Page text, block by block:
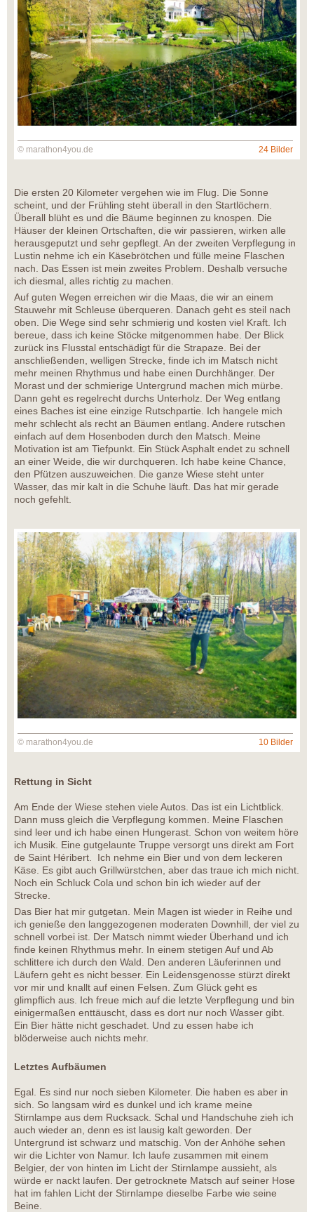
© marathon4you.de 24 Bilder
Die ersten 20 Kilometer vergehen wie im Flug. Die Sonne
scheint, und der Frühling steht überall in den Startlöchern.
Überall blüht es und die Bäume beginnen zu knospen. Die
Häuser der kleinen Ortschaften, die wir passieren, wirken alle
herausgeputzt und sehr gepflegt. An der zweiten Verpflegung in
Lustin nehme ich ein Käsebrötchen und fülle meine Flaschen
nach. Das Essen ist mein zweites Problem. Deshalb versuche
ich diesmal, alles richtig zu machen.
Auf guten Wegen erreichen wir die Maas, die wir an einem
Stauwehr mit Schleuse überqueren. Danach geht es steil nach
oben. Die Wege sind sehr schmierig und kosten viel Kraft. Ich
bereue, dass ich keine Stöcke mitgenommen habe. Der Blick
zurück ins Flusstal entschädigt für die Strapaze. Bei der
anschließenden, welligen Strecke, finde ich im Matsch nicht
mehr meinen Rhythmus und habe einen Durchhänger. Der
Morast und der schmierige Untergrund machen mich mürbe.
Dann geht es regelrecht durchs Unterholz. Der Weg entlang
eines Baches ist eine einzige Rutschpartie. Ich hangele mich
mehr schlecht als recht an Bäumen entlang. Andere rutschen
einfach auf dem Hosenboden durch den Matsch. Meine
Motivation ist am Tiefpunkt. Ein Stück Asphalt endet zu schnell
an einer Weide, die wir durchqueren. Ich habe keine Chance,
den Pfützen auszuweichen. Die ganze Wiese steht unter
Wasser, das mir kalt in die Schuhe läuft. Das hat mir gerade
noch gefehlt.
© marathon4you.de 10 Bilder
Rettung in Sicht
Am Ende der Wiese stehen viele Autos. Das ist ein Lichtblick.
Dann muss gleich die Verpflegung kommen. Meine Flaschen
sind leer und ich habe einen Hungerast. Schon von weitem höre
ich Musik. Eine gutgelaunte Truppe versorgt uns direkt am Fort
de Saint Héribert. Ich nehme ein Bier und von dem leckeren
Käse. Es gibt auch Grillwürstchen, aber das traue ich mich nicht.
Noch ein Schluck Cola und schon bin ich wieder auf der
Strecke.
Das Bier hat mir gutgetan. Mein Magen ist wieder in Reihe und
ich genieße den langgezogenen moderaten Downhill, der viel zu
schnell vorbei ist. Der Matsch nimmt wieder Überhand und ich
finde keinen Rhythmus mehr. In einem stetigen Auf und Ab
schlittere ich durch den Wald. Den anderen Läuferinnen und
Läufern geht es nicht besser. Ein Leidensgenosse stürzt direkt
vor mir und knallt auf einen Felsen. Zum Glück geht es
glimpflich aus. Ich freue mich auf die letzte Verpflegung und bin
einigermaßen enttäuscht, dass es dort nur noch Wasser gibt.
Ein Bier hätte nicht geschadet. Und zu essen habe ich
blöderweise auch nichts mehr.
Letztes Aufbäumen
Egal. Es sind nur noch sieben Kilometer. Die haben es aber in
sich. So langsam wird es dunkel und ich krame meine
Stirnlampe aus dem Rucksack. Schal und Handschuhe zieh ich
auch wieder an, denn es ist lausig kalt geworden. Der
Untergrund ist schwarz und matschig. Von der Anhöhe sehen
wir die Lichter von Namur. Ich laufe zusammen mit einem
Belgier, der von hinten im Licht der Stirnlampe aussieht, als
würde er nackt laufen. Der getrocknete Matsch auf seiner Hose
hat im fahlen Licht der Stirnlampe dieselbe Farbe wie seine
Beine.